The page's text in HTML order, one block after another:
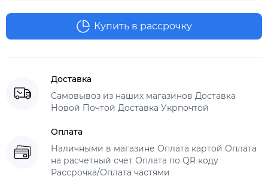
Купить в рассрочку
Доставка
Самовывоз из наших магазинов Доставка
Новой Почтой Доставка Укрпочтой
Оплата
Наличными в магазине Оплата картой Оплата
на расчетный счет Оплата по QR коду
Рассрочка/Оплата частями